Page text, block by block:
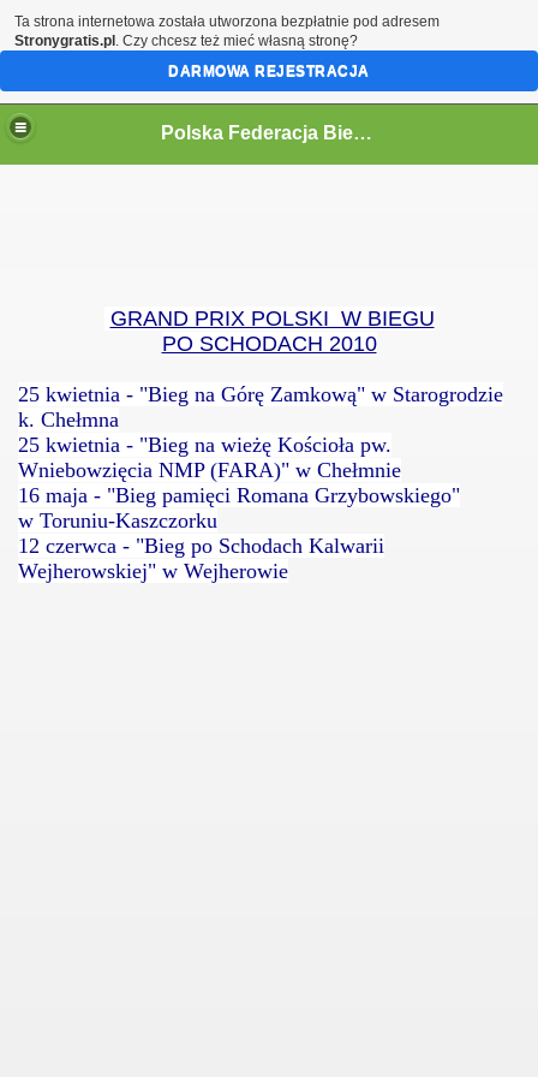
Polska Federacja Biegów Górskich
GRAND PRIX POLSKI W BIEGU
PO SCHODACH 2010
25 kwietnia - "Bieg na Górę Zamkową" w Starogrodzie
k. Chełmna
25 kwietnia - "Bieg na wieżę Kościoła pw.
Wniebowzięcia NMP (FARA)" w Chełmnie
16 maja - "Bieg pamięci Romana Grzybowskiego"
w Toruniu-Kaszczorku
12 czerwca - "Bieg po Schodach Kalwarii
Wejherowskiej" w Wejherowie
Ta strona internetowa została utworzona bezpłatnie pod adresem
Stronygratis.pl . Czy chcesz też mieć własną stronę?
DARMOWA REJESTRACJA